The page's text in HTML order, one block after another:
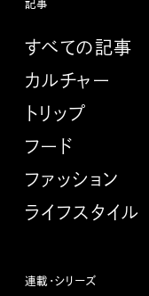
記事
すべての記事
カルチャー
トリップ
フード
ファッション
ライフスタイル
連載・シリーズ